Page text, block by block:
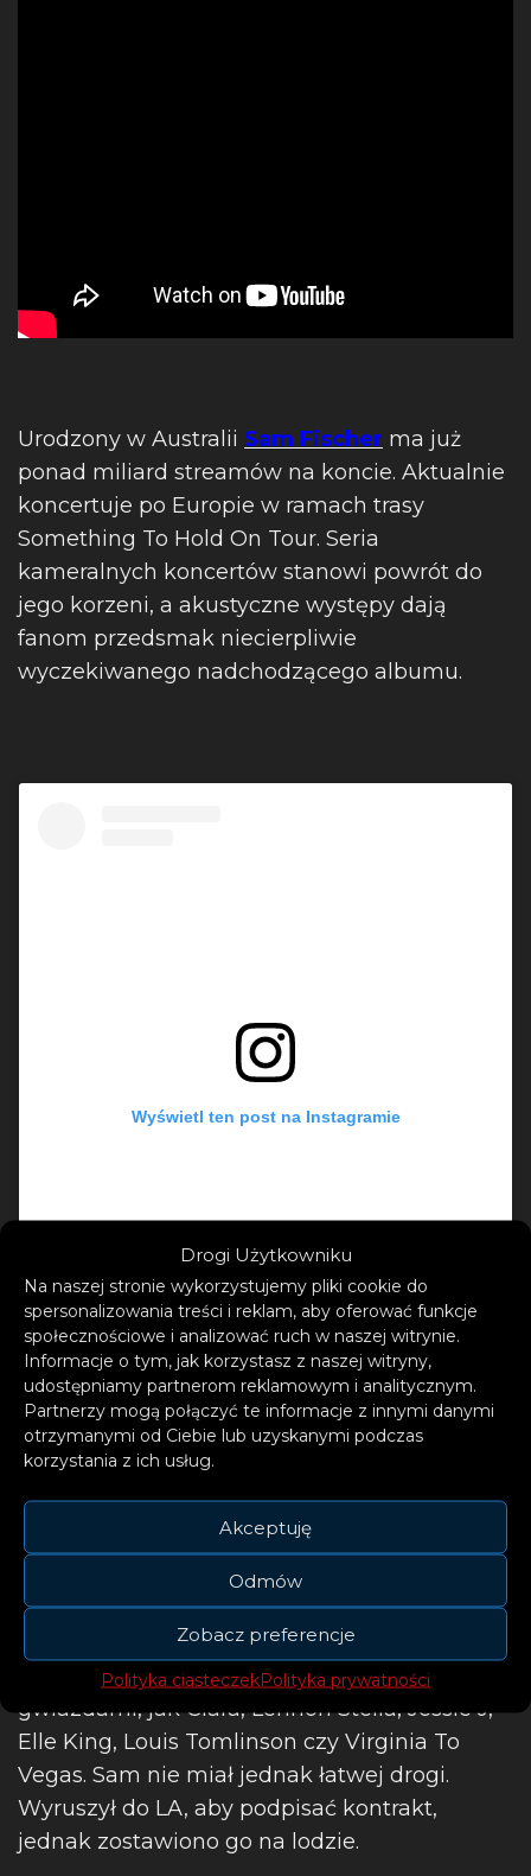
Drogi Użytkowniku
Na naszej stronie wykorzystujemy pliki cookie do
spersonalizowania treści i reklam, aby oferować funkcje
społecznościowe i analizować ruch w naszej witrynie.
Informacje o tym, jak korzystasz z naszej witryny,
udostępniamy partnerom reklamowym i analitycznym.
Partnerzy mogą połączyć te informacje z innymi danymi
otrzymanymi od Ciebie lub uzyskanymi podczas
korzystania z ich usług.
Akceptuję
Odmów
Zobacz preferencje
Polityka ciasteczekPolityka prywatności
Urodzony w Australii Sam Fischer ma już
ponad miliard streamów na koncie. Aktualnie
koncertuje po Europie w ramach trasy
Something To Hold On Tour. Seria
kameralnych koncertów stanowi powrót do
jego korzeni, a akustyczne występy dają
fanom przedsmak niecierpliwie
wyczekiwanego nadchodzącego albumu.
Wyświetl ten post na Instagramie
Post udostępniony przez Sam Fischer (@samfischer)
Po raz pierwszy Sam Fischer zaprezentował
swoje umiejętności na EP-ce „Not a Hobby”.
Obecnie mieszka w Los Angeles, gdzie nie
tylko zyskał uznanie za własną muzykę, ale i
stale umacnia swoją pozycję jako autor
tekstów. Do tej pory pracował z takimi
gwiazdami, jak Ciara, Lennon Stella, Jessie J,
Elle King, Louis Tomlinson czy Virginia To
Vegas. Sam nie miał jednak łatwej drogi.
Wyruszył do LA, aby podpisać kontrakt,
jednak zostawiono go na lodzie.